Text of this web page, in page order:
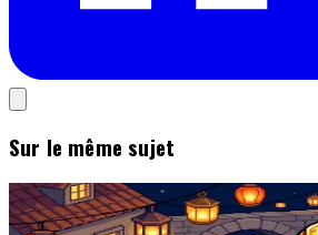
Sur le même sujet